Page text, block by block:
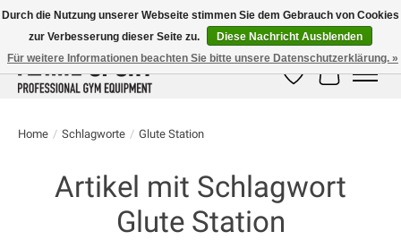
E-MAIL:info@flame-sport.deTEL.: +49 1525 9705 011
Wunschzettel
Ihr
Home / Schlagworte / Glute Station
Artikel mit Schlagwort
Glute Station
Durch die Nutzung unserer Webseite stimmen Sie dem Gebrauch von Cookies
zur Verbesserung dieser Seite zu.
Diese Nachricht Ausblenden
Für weitere Informationen beachten Sie bitte unsere Datenschutzerklärung. »